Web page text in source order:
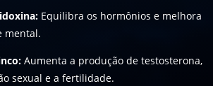
Equilibra os hormônios e melhora
mental.
Aumenta a produção de testosterona,
sexual e a fertilidade.